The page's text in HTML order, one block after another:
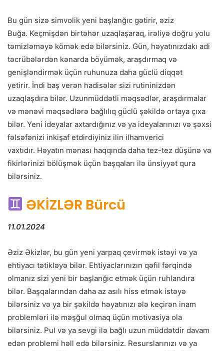
Bu gün sizə simvolik yeni başlanğıc gətirir, əziz
Buğa. Keçmişdən birtəhər uzaqlaşaraq, irəliyə doğru yolu
təmizləməyə kömək edə bilərsiniz. Gün, həyatınızdakı adi
təcrübələrdən kənarda böyümək, araşdırmaq və
genişləndirmək üçün ruhunuza daha güclü diqqət
yetirir. İndi baş verən hadisələr sizi rutininizdən
uzaqlaşdıra bilər. Uzunmüddətli məqsədlər, araşdırmalar
və mənəvi məqsədlərə bağlılıq güclü şəkildə ortaya çıxa
bilər. Yeni ideyalar axtardığınız və ya ideyalarınızı və şəxsi
fəlsəfənizi inkişaf etdirdiyiniz ilin ilhamverici
vaxtıdır. Həyatın mənası haqqında daha tez-tez düşünə və
fikirlərinizi bölüşmək üçün başqaları ilə ünsiyyət qura
bilərsiniz.
ƏKİZLƏR Bürcü
11.01.2024
Əziz Əkizlər, bu gün yeni yarpaq çevirmək istəyi və ya
ehtiyacı tətikləyə bilər. Ehtiyaclarınızın qəfil fərqində
olmanız sizi yeni bir başlanğıc etmək üçün ruhlandıra
bilər. Başqalarından daha az asılı hiss etmək istəyə
bilərsiniz və ya bir şəkildə həyatınızı ələ keçirən inam
problemləri ilə məşğul olmaq üçün motivasiya ola
bilərsiniz. Pul və ya sevgi ilə bağlı uzun müddətdir davam
edən problemi həll edə bilərsiniz. Resurslarınızı və ya